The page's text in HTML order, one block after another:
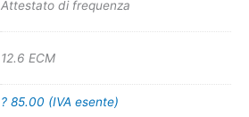
Attestato di frequenza
12.6 ECM
? 85.00 (IVA esente)